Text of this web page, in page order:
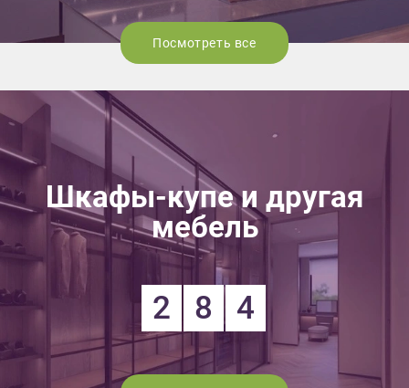
Посмотреть все
Шкафы-купе и другая
мебель
2 8 4